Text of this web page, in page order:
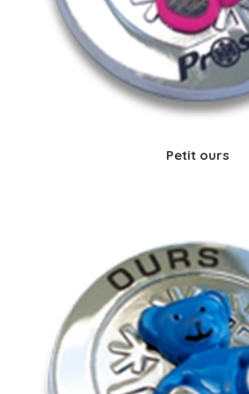
Petit ours